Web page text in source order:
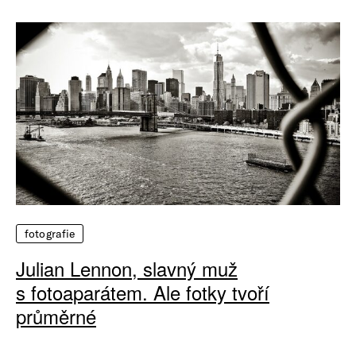
fotografie
Julian Lennon, slavný muž
s fotoaparátem. Ale fotky tvoří
průměrné